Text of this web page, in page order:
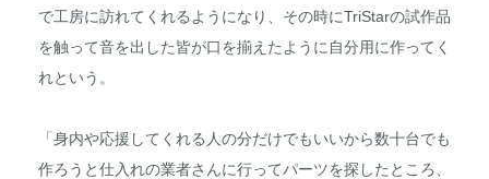
で工房に訪れてくれるようになり、その時にTriStarの試作品
を触って音を出した皆が口を揃えたように自分用に作ってく
れという。
「身内や応援してくれる人の分だけでもいいから数十台でも
作ろうと仕入れの業者さんに行ってパーツを探したところ、